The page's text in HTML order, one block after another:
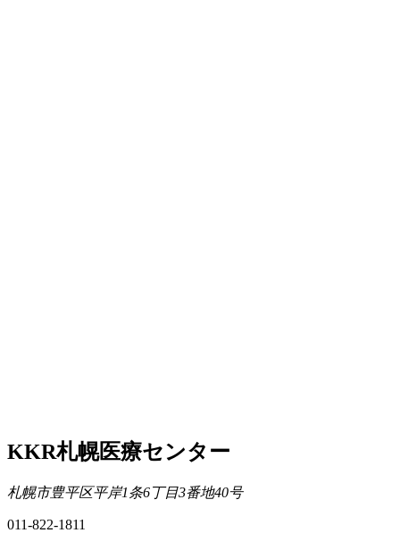
KKR札幌医療センター
札幌市豊平区平岸1条6丁目3番地40号
011-822-1811